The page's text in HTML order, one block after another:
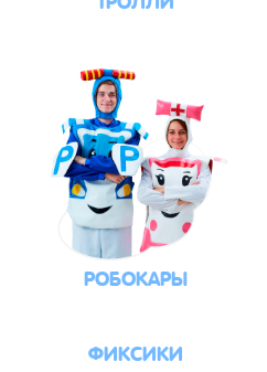
РОБОКАРЫ
ФИКСИКИ